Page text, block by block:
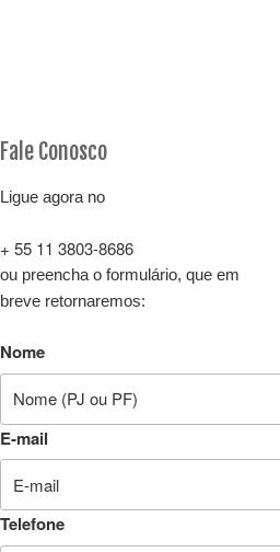
Fale Conosco
Ligue agora no
+ 55 11 3803-8686
ou preencha o formulário, que em
breve retornaremos:
Nome
E-mail
Telefone